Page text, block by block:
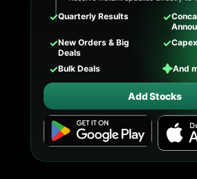
✓Quarterly Results ✓
✓New Orders & Big
Deals
✓
✓Bulk Deals ✦And
Add Stocks